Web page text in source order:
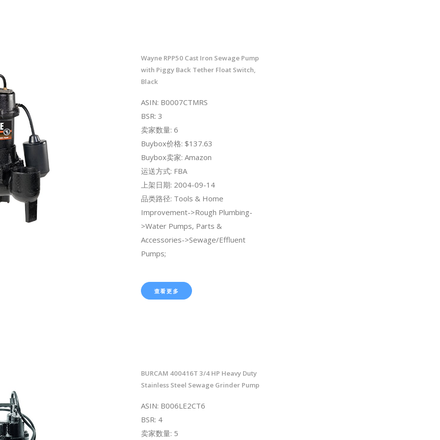
Wayne RPP50 Cast Iron Sewage Pump
with Piggy Back Tether Float Switch,
Black
ASIN: B0007CTMRS
BSR: 3
卖家数量: 6
Buybox价格: $137.63
Buybox卖家: Amazon
运送方式: FBA
上架日期: 2004-09-14
品类路径: Tools & Home
Improvement->Rough Plumbing-
>Water Pumps, Parts &
Accessories->Sewage/Effluent
Pumps;
查看更多
BURCAM 400416T 3/4 HP Heavy Duty
Stainless Steel Sewage Grinder Pump
ASIN: B006LE2CT6
BSR: 4
卖家数量: 5